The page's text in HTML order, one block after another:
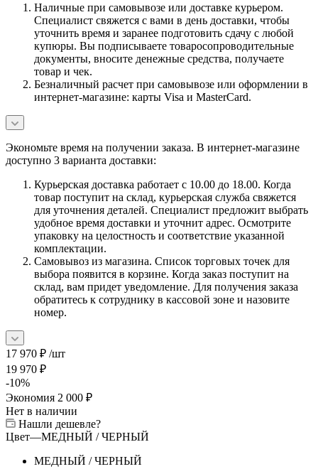
Наличные при самовывозе или доставке курьером.
Специалист свяжется с вами в день доставки, чтобы
уточнить время и заранее подготовить сдачу с любой
купюры. Вы подписываете товаросопроводительные
документы, вносите денежные средства, получаете
товар и чек.
Безналичный расчет при самовывозе или оформлении в
интернет-магазине: карты Visa и MasterCard.
Экономьте время на получении заказа. В интернет-магазине
доступно 3 варианта доставки:
Курьерская доставка работает с 10.00 до 18.00. Когда
товар поступит на склад, курьерская служба свяжется
для уточнения деталей. Специалист предложит выбрать
удобное время доставки и уточнит адрес. Осмотрите
упаковку на целостность и соответствие указанной
комплектации.
Самовывоз из магазина. Список торговых точек для
выбора появится в корзине. Когда заказ поступит на
склад, вам придет уведомление. Для получения заказа
обратитесь к сотруднику в кассовой зоне и назовите
номер.
17 970 ₽ /шт
19 970 ₽
-10%
Экономия 2 000 ₽
Нет в наличии
Нашли дешевле?
Цвет—МЕДНЫЙ / ЧЕРНЫЙ
МЕДНЫЙ / ЧЕРНЫЙ